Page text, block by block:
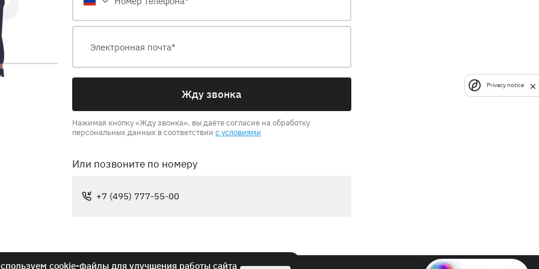
Жду звонка
Нажимая кнопку «Жду звонка», вы даёте согласие на обработку
персональных данных в соответствии с условиями
Или позвоните по номеру
+7 (495) 777-55-00
cookie-файлы для улучшения работы сайта
Privacy notice